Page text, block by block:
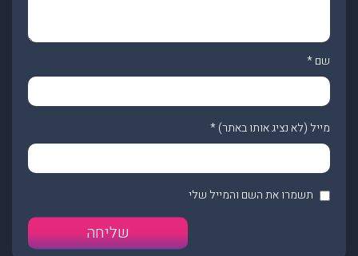
שם*
מייל (לא נציג אותו באתר)*
תשמרו את השם והמייל שלי